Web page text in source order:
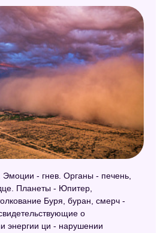
А. Роберти
Эмоции - гнев. Органы - печень,
Планеты - Юпитер,
Буря, буран, смерч -
о
энергии ци - нарушении